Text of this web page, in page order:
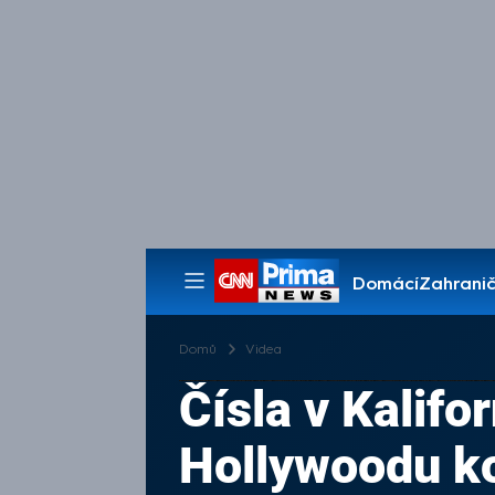
Domácí
Pořady
Domů Videa
Čísla v
Hollywoodu